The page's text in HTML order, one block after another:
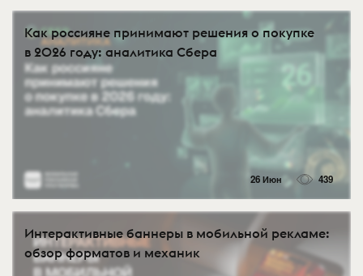
Как россияне принимают решения о покупке
в 2026 году: аналитика Сбера
26 Июн 439
Интерактивные баннеры в мобильной рекламе:
обзор форматов и механик